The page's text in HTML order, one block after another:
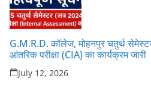
G.M.R.D. कॉलेज, मोहनपुर चतुर्थ
आंतरिक परीक्षा (CIA) का कार्यक्रम जारी
July 12, 2026